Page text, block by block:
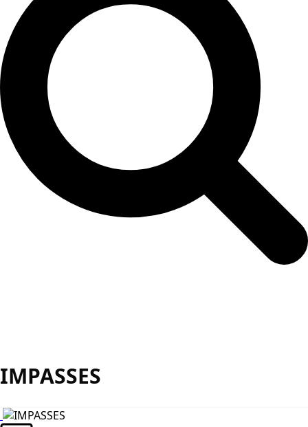
IMPASSES